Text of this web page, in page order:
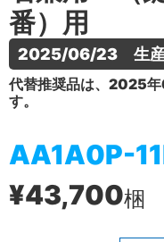
番）用
2025/06/23　生
代替推奨品は、2025年
す。
AA1A0P-
¥43,700梱